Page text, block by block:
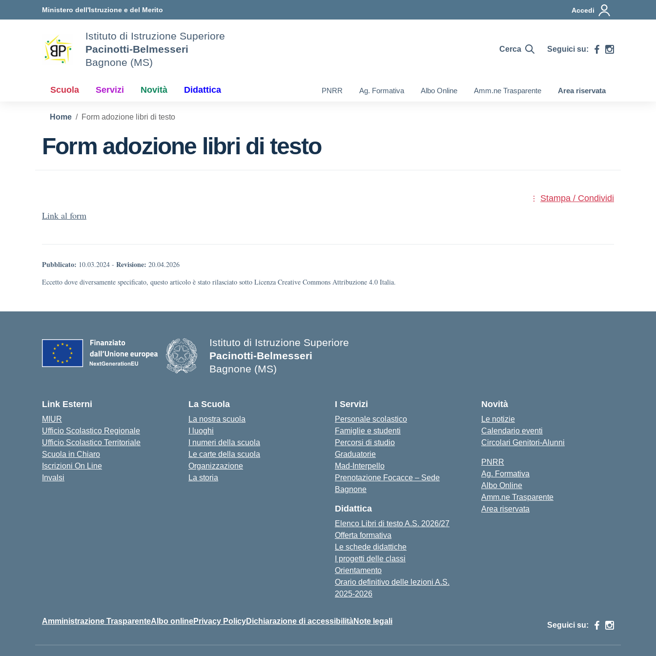
Ministero dell'Istruzione e del Merito Accedi
Istituto di Istruzione Superiore
Pacinotti-Belmesseri
Bagnone (MS)
Cerca Seguici su:
Scuola Servizi Novità Didattica PNRR Ag. Formativa Albo Online Amm.ne Trasparente Area riservata
Home Form adozione libri di testo
Form adozione libri di testo
Stampa / Condividi
Link al form
Pubblicato: 10.03.2024 - Revisione: 20.04.2026
Eccetto dove diversamente specificato, questo articolo è stato rilasciato sotto Licenza Creative Commons Attribuzione 4.0 Italia.
Istituto di Istruzione Superiore
Pacinotti-Belmesseri
Bagnone (MS)
Link Esterni
MIUR
Ufficio Scolastico Regionale
Ufficio Scolastico Territoriale
Scuola in Chiaro
Iscrizioni On Line
Invalsi
La Scuola
La nostra scuola
I luoghi
I numeri della scuola
Le carte della scuola
Organizzazione
La storia
I Servizi
Personale scolastico
Famiglie e studenti
Percorsi di studio
Graduatorie
Mad-Interpello
Prenotazione Focacce – Sede
Bagnone
Didattica
Elenco Libri di testo A.S. 2026/27
Offerta formativa
Le schede didattiche
I progetti delle classi
Orientamento
Orario definitivo delle lezioni A.S.
2025-2026
Novità
Le notizie
Calendario eventi
Circolari Genitori-Alunni
PNRR
Ag. Formativa
Albo Online
Amm.ne Trasparente
Area riservata
Amministrazione TrasparenteAlbo onlinePrivacy PolicyDichiarazione di accessibilitàNote legali Seguici su: